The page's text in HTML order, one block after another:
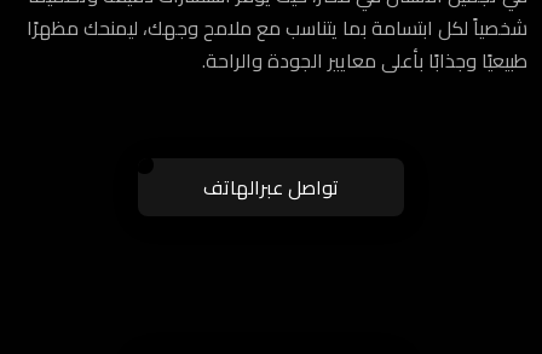
شخصياً لكل ابتسامة بما يتناسب مع ملامح وجهك، ليمنحك مظهرًا
طبيعيًا وجذابًا بأعلى معايير الجودة والراحة.
تواصل عبرالهاتف